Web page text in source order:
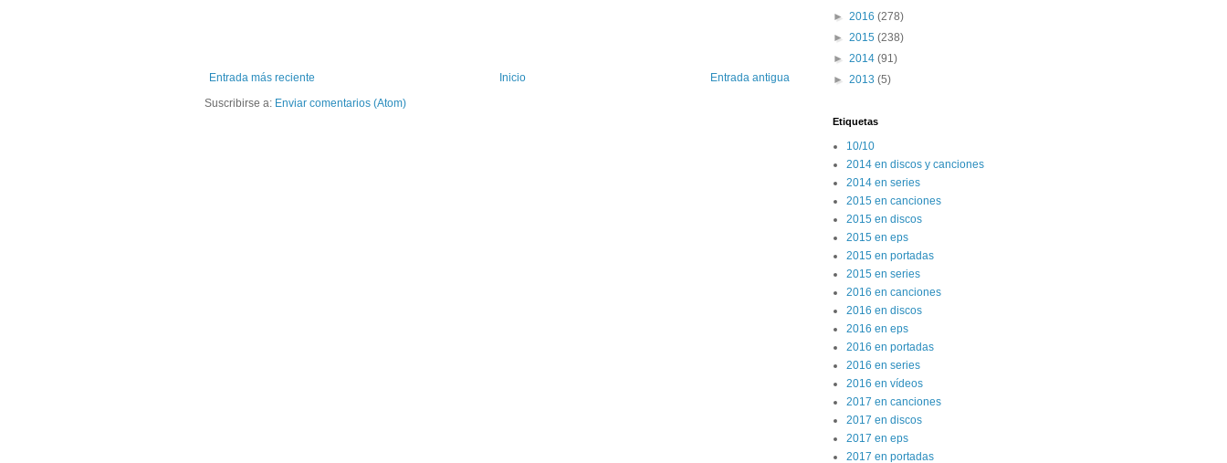
Entrada más reciente Entrada antigua
Inicio
Suscribirse a: Enviar comentarios (Atom)
► 2016 (278)
► 2015 (238)
► 2014 (91)
► 2013 (5)
Etiquetas
10/10
2014 en discos y canciones
2014 en series
2015 en canciones
2015 en discos
2015 en eps
2015 en portadas
2015 en series
2016 en canciones
2016 en discos
2016 en eps
2016 en portadas
2016 en series
2016 en vídeos
2017 en canciones
2017 en discos
2017 en eps
2017 en portadas